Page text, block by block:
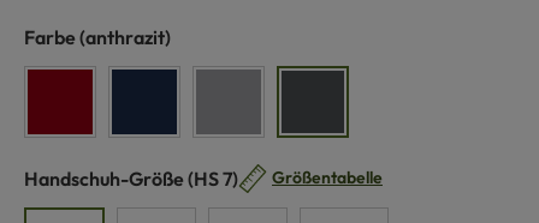
Farbe auswählen
(anthrazit)
Handschuh-Größe auswählen
(HS 7) Größentabelle